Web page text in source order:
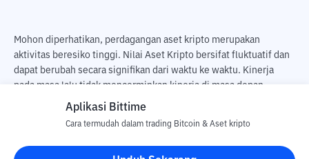
Mohon diperhatikan, perdagangan aset kripto merupakan
aktivitas beresiko tinggi. Nilai Aset Kripto bersifat fluktuatif dan
dapat berubah secara signifikan dari waktu ke waktu. Kinerja
pada masa lalu tidak mencerminkan kinerja di masa depan.
Terdapat risiko kehilangan sebagai dampak dari membeli dan
pengguna. PT Utama Aset Digital Indonesia (Bittime) tidak
bertanggung jawab atas perubahan fluktuasi dari nilai tukar Aset
Aplikasi Bittime
Cara termudah dalam trading Bitcoin & Aset kripto